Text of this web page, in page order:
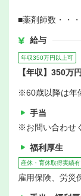
■薬剤師数・・
給与
年収350万円以上可
【年収】350万円
※60歳以降は年
手当
※お問い合わせ
福利厚生
産休・育休取得実績有
雇用保険、労災